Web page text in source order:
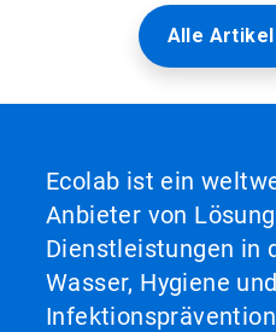
Alle
Ecolab ist ein
Anbieter von
Dienstleistungen in
Wasser, Hygiene und